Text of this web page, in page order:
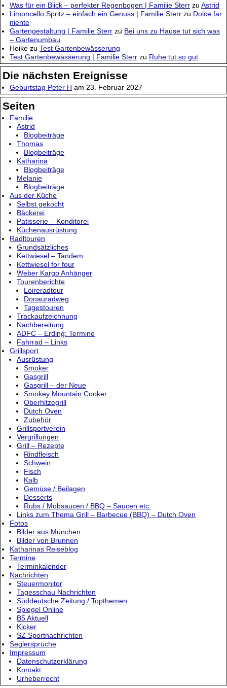
Was für ein Blick – perfekter Regenbogen | Familie Sterr zu Astrid
Limoncello Spritz – einfach ein Genuss | Familie Sterr zu Dolce far
niente
Gartengestaltung | Familie Sterr zu Bei uns zu Hause tut sich was
– Gartenumbau
Heike zu Test Gartenbewässerung
Test Gartenbewässerung | Familie Sterr zu Ruhe tut so gut
Die nächsten Ereignisse
Geburtstag Peter H am 23. Februar 2027
Seiten
Familie
Astrid
Blogbeiträge
Thomas
Blogbeiträge
Katharina
Blogbeiträge
Melanie
Blogbeiträge
Aus der Küche
Selbst gekocht
Bäckerei
Patisserie – Konditorei
Küchenausrüstung
Radltouren
Grundsätzliches
Kettwiesel – Tandem
Kettwiesel for four
Weber Kargo Anhänger
Tourenberichte
Loireradtour
Donauradweg
Tagestouren
Trackaufzeichnung
Nachbereitung
ADFC – Erding: Termine
Fahrrad – Links
Grillsport
Ausrüstung
Smoker
Gasgrill
Gasgrill – der Neue
Smokey Mountain Cooker
Oberhitzegrill
Dutch Oven
Zubehör
Grillsportverein
Vergrillungen
Grill – Rezepte
Rindfleisch
Schwein
Fisch
Kalb
Gemüse / Beilagen
Desserts
Rubs / Mobsaucen / BBQ – Saucen etc.
Links zum Thema Grill – Barbecue (BBQ) – Dutch Oven
Fotos
Bilder aus München
Bilder von Brunnen
Katharinas Reiseblog
Termine
Terminkalender
Nachrichten
Steuermonitor
Tagesschau Nachrichten
Süddeutsche Zeitung / Topthemen
Spiegel Online
B5 Aktuell
Kicker
SZ Sportnachrichten
Seglersprüche
Impressum
Datenschutzerklärung
Kontakt
Urheberrecht